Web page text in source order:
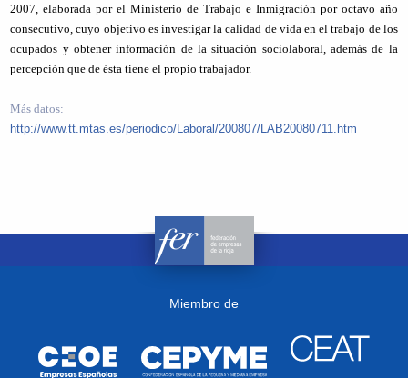
2007, elaborada por el Ministerio de Trabajo e Inmigración por octavo año
consecutivo, cuyo objetivo es investigar la calidad de vida en el trabajo de los
ocupados y obtener información de la situación sociolaboral, además de la
percepción que de ésta tiene el propio trabajador.
Más datos:
http://www.tt.mtas.es/periodico/Laboral/200807/LAB20080711.htm
Miembro de